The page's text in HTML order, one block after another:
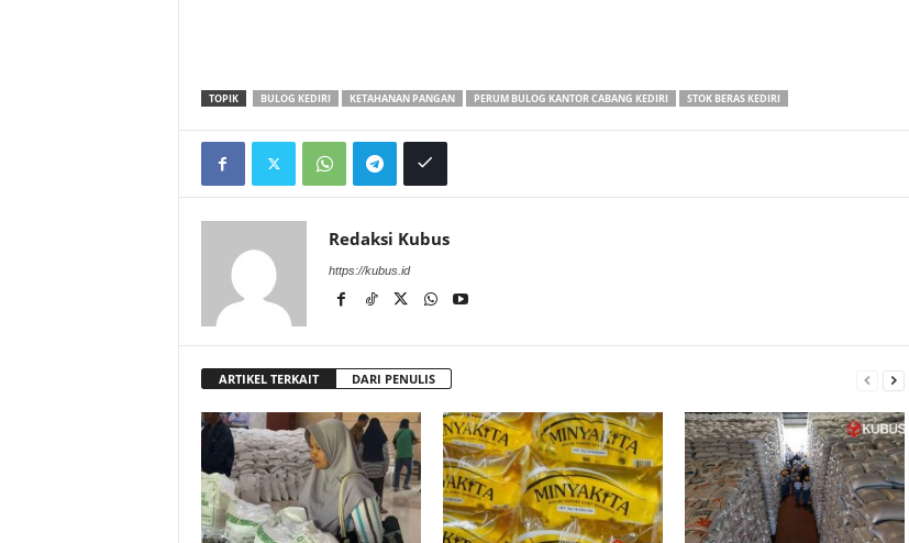
TOPIK BULOG KEDIRI KETAHANAN PANGAN PERUM BULOG KANTOR CABANG KEDIRI STOK BERAS KEDIRI
Redaksi Kubus
https://kubus.id
ARTIKEL TERKAIT DARI PENULIS